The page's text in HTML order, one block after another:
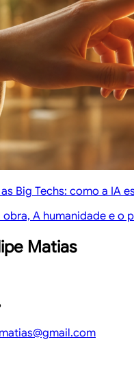
Big Techs: como a IA
obra, A humanidade e
Matias